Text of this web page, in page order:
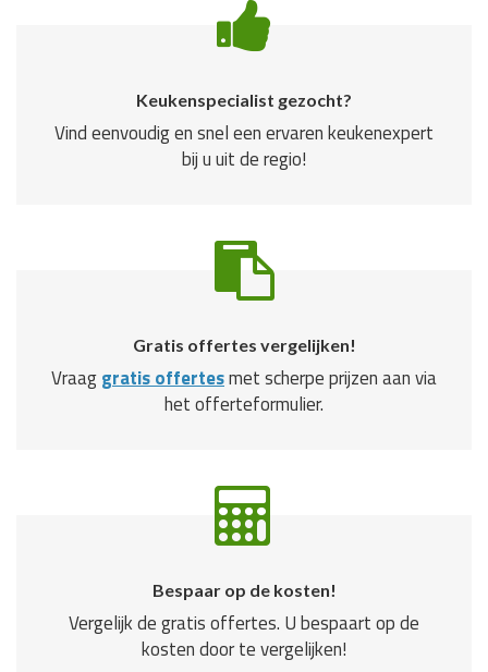
Keukenspecialist gezocht?
Vind eenvoudig en snel een ervaren keukenexpert
bij u uit de regio!
Gratis offertes vergelijken!
Vraaggratis offertesmet scherpe prijzen aan via
het offerteformulier.
Bespaar op de kosten!
Vergelijk de gratis offertes. U bespaart op de
kosten door te vergelijken!